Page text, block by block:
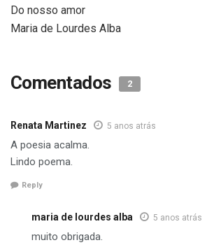
Do nosso amor
Maria de Lourdes Alba
Comentados 2
Renata Martinez 5 anos atrás
A poesia acalma.
Lindo poema.
Reply
maria de lourdes alba 5 anos atrás
muito obrigada.